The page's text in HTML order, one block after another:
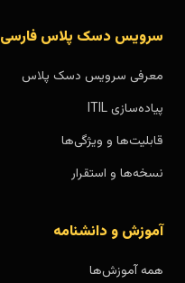
سرویس دسک پلاس فارسی
معرفی سرویس دسک پلاس
پیاده‌سازی ITIL
قابلیت‌ها و ویژگی‌ها
نسخه‌ها و استقرار
آموزش و دانشنامه
همه آموزش‌ها